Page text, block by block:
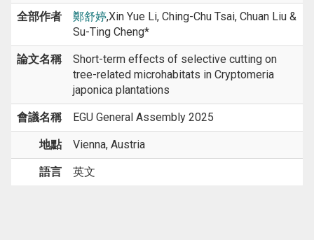
全部作者 鄭舒婷,Xin Yue Li, Ching-Chu Tsai, Chuan Liu &
Su-Ting Cheng*
論文名稱
Short-term effects of selective cutting on
tree-related microhabitats in Cryptomeria
japonica plantations
會議名稱 EGU General Assembly 2025
地點 Vienna, Austria
語言 英文